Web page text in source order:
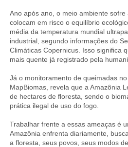
Ano após ano, o meio ambiente
colocam em risco o equilíbrio
média da temperatura mundial
industrial, segundo informações do
Climáticas Copernicus. Isso significa
mais quente já registrado pela
Já o monitoramento de queimadas
MapBiomas, revela que a Amazônia
de hectares de floresta, sendo o
prática ilegal de uso do fogo.
Trabalhar frente a essas ameaças é
Amazônia enfrenta diariamente,
a floresta, seus povos, seus modos